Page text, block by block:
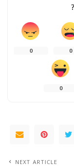
0
0
0
NEXT ARTICLE